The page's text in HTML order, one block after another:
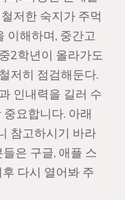
저한 숙지가 주먹
이해하며, 중간고
2학년이 올라가도
저히 점검해둔다.
인내력을 길러 수
요합니다. 아래
참고하시기 바라
은 구글, 애플 스
다시 열어봐 주